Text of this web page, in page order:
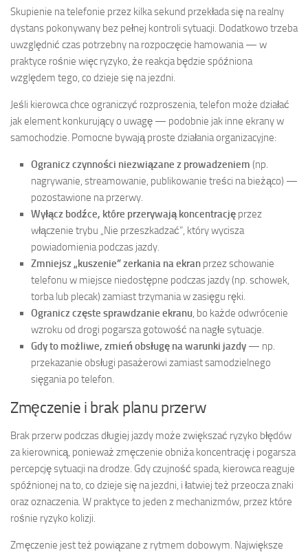
Skupienie na telefonie przez kilka sekund przekłada się na realny
dystans pokonywany bez pełnej kontroli sytuacji. Dodatkowo trzeba
uwzględnić czas potrzebny na rozpoczęcie hamowania — w
praktyce rośnie więc ryzyko, że reakcja będzie spóźniona
względem tego, co dzieje się na jezdni.
Jeśli kierowca chce ograniczyć rozproszenia, telefon może działać
jak element konkurujący o uwagę — podobnie jak inne ekrany w
samochodzie. Pomocne bywają proste działania organizacyjne:
Ogranicz czynności niezwiązane z prowadzeniem (np.
nagrywanie, streamowanie, publikowanie treści na bieżąco) —
pozostawione na przerwy.
Wyłącz bodźce, które przerywają koncentrację przez
włączenie trybu „Nie przeszkadzać”, który wycisza
powiadomienia podczas jazdy.
Zmniejsz „kuszenie” zerkania na ekran przez schowanie
telefonu w miejsce niedostępne podczas jazdy (np. schowek,
torba lub plecak) zamiast trzymania w zasięgu ręki.
Ogranicz częste sprawdzanie ekranu , bo każde odwrócenie
wzroku od drogi pogarsza gotowość na nagłe sytuacje.
Gdy to możliwe, zmień obsługę na warunki jazdy — np.
przekazanie obsługi pasażerowi zamiast samodzielnego
sięgania po telefon.
Zmęczenie i brak planu przerw
Brak przerw podczas długiej jazdy może zwiększać ryzyko błędów
za kierownicą, ponieważ zmęczenie obniża koncentrację i pogarsza
percepcję sytuacji na drodze. Gdy czujność spada, kierowca reaguje
spóźnionej na to, co dzieje się na jezdni, i łatwiej też przeocza znaki
oraz oznaczenia. W praktyce to jeden z mechanizmów, przez które
rośnie ryzyko kolizji.
Zmęczenie jest też powiązane z rytmem dobowym. Największe